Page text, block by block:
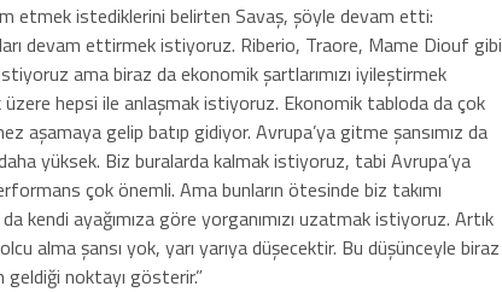
etmek istediklerini belirten Savaş, şöyle devam etti:
devam ettirmek istiyoruz. Riberio, Traore, Mame Diouf gibi
ama biraz da ekonomik şartlarımızı iyileştirmek
hepsi ile anlaşmak istiyoruz. Ekonomik tabloda da çok
aşamaya gelip batıp gidiyor. Avrupa’ya gitme şansımız da
yüksek. Biz buralarda kalmak istiyoruz, tabi Avrupa’ya
çok önemli. Ama bunların ötesinde biz takımı
kendi ayağımıza göre yorganımızı uzatmak istiyoruz. Artık
alma şansı yok, yarı yarıya düşecektir. Bu düşünceyle biraz
noktayı gösterir.”